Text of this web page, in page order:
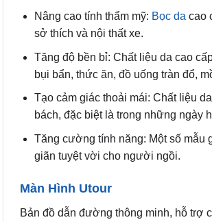
Nâng cao tính thẩm mỹ: Bọc da cao
sở thích và nội thất xe.
Tăng độ bền bỉ: Chất liệu da cao
bụi bẩn, thức ăn, đồ uống tràn đổ,
Tạo cảm giác thoải mái: Chất liệu
bách, đặc biệt là trong những ngày
Tăng cường tính năng: Một số mẫu
giãn tuyệt vời cho người ngồi.
Màn Hình Utour
Bản đồ dẫn đường thông minh, hỗ trợ